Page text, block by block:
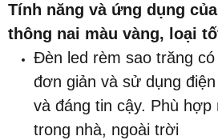
Tính năng và ứng dụng
thông nai màu vàng, loại
Đèn led rèm sao trăng
đơn giản và sử dụng
và đáng tin cậy. Phù
trong nhà, ngoài trời